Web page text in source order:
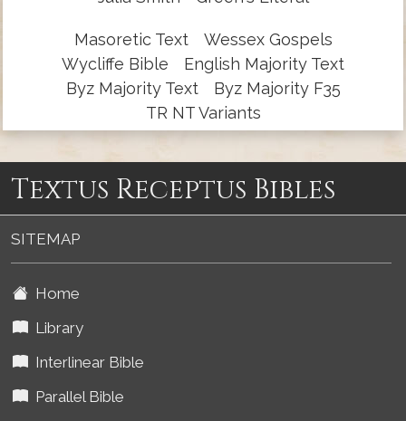
Masoretic Text
Wessex Gospels
Wycliffe Bible
English Majority Text
Byz Majority Text
Byz Majority F35
TR NT Variants
Textus Receptus Bibles
SITEMAP
Home
Library
Interlinear Bible
Parallel Bible